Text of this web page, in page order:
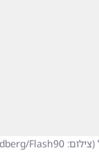
(צילום: Chaim Goldberg/Flash90